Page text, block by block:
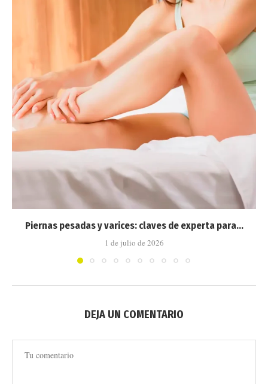
Piernas pesadas y varices: claves de experta para...
1 de julio de 2026
DEJA UN COMENTARIO